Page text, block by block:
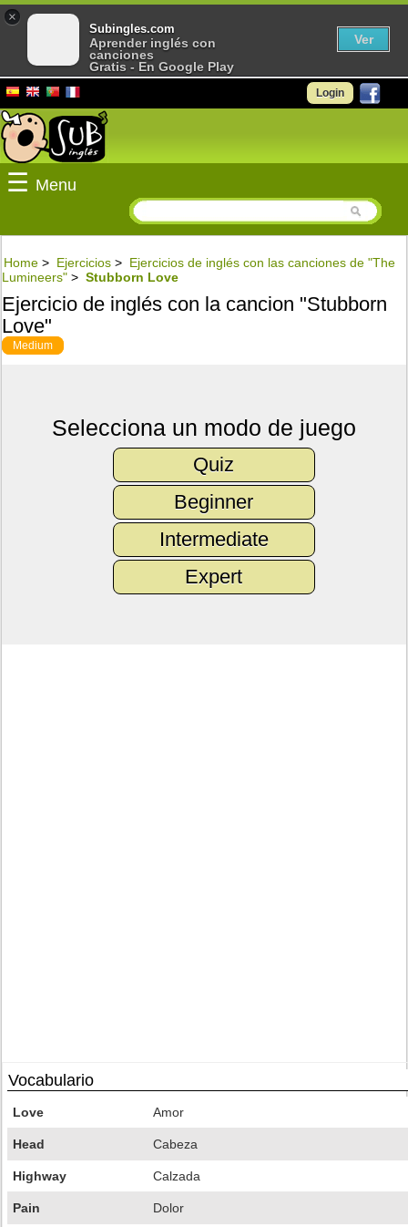
Login
☰ Menu
Home > Ejercicios > Ejercicios de inglés con las canciones de "The
Lumineers" > Stubborn Love
Ejercicio de inglés con la cancion "Stubborn
Love"
Medium
Selecciona un modo de juego
Quiz
Beginner
Intermediate
Expert
Vocabulario
Love Amor
Head Cabeza
Highway Calzada
Pain Dolor
×
Subingles.com
Aprender inglés con
canciones
Gratis - En Google Play
Ver